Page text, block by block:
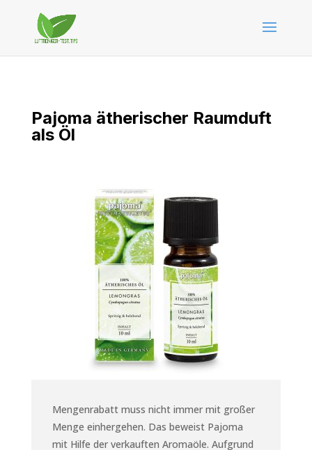
Pajoma ätherischer Raumduft
als Öl
Mengenrabatt muss nicht immer mit großer
Menge einhergehen. Das beweist Pajoma
mit Hilfe der verkauften Aromaöle. Aufgrund